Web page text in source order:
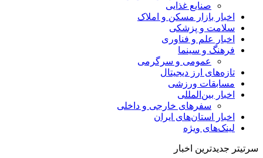
صنایع غذایی
اخبار بازار مسکن و املاک
سلامت و پزشکی
اخبار علم و فناوری
فرهنگ و سینما
عمومی و سرگرمی
تازه‌های ارز دیجیتال
مسابقات ورزشی
اخبار بین‌المللی
سفرهای خارجی و داخلی
اخبار استان‌های ایران
لینک‌های ویژه
سرتیتر جدیدترین اخبار